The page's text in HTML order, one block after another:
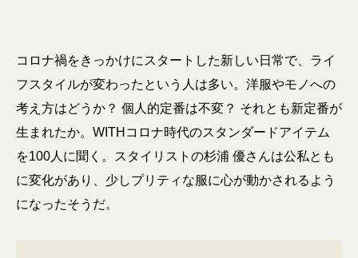
コロナ禍をきっかけにスタートした新しい日常で、ライ
フスタイルが変わったという人は多い。洋服やモノへの
考え方はどうか？ 個人的定番は不変？ それとも新定番が
生まれたか。WITHコロナ時代のスタンダードアイテム
を100人に聞く。スタイリストの杉浦 優さんは公私とも
に変化があり、少しプリティな服に心が動かされるよう
になったそうだ。